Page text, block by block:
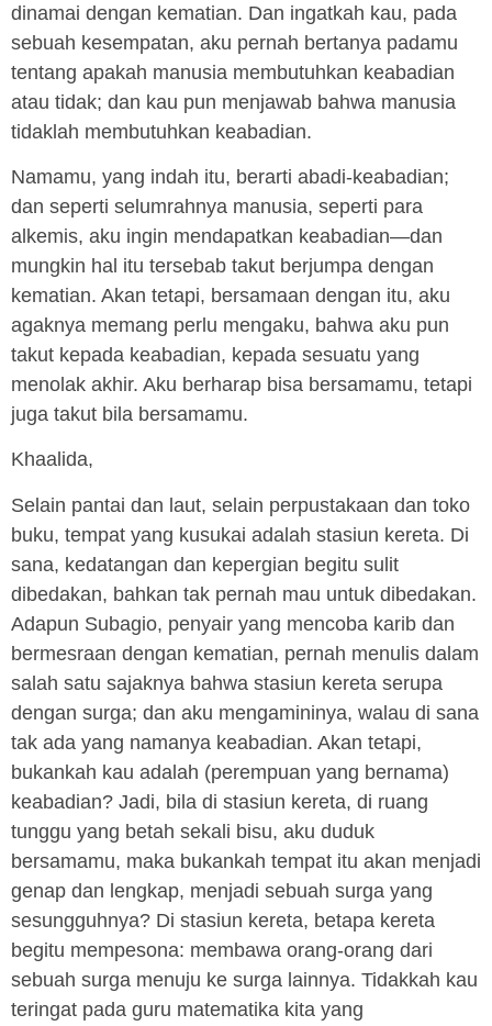
dinamai dengan kematian. Dan ingatkah kau, pada
sebuah kesempatan, aku pernah bertanya padamu
tentang apakah manusia membutuhkan keabadian
atau tidak; dan kau pun menjawab bahwa manusia
tidaklah membutuhkan keabadian.
Namamu, yang indah itu, berarti abadi-keabadian;
dan seperti selumrahnya manusia, seperti para
alkemis, aku ingin mendapatkan keabadian—dan
mungkin hal itu tersebab takut berjumpa dengan
kematian. Akan tetapi, bersamaan dengan itu, aku
agaknya memang perlu mengaku, bahwa aku pun
takut kepada keabadian, kepada sesuatu yang
menolak akhir. Aku berharap bisa bersamamu, tetapi
juga takut bila bersamamu.
Khaalida,
Selain pantai dan laut, selain perpustakaan dan toko
buku, tempat yang kusukai adalah stasiun kereta. Di
sana, kedatangan dan kepergian begitu sulit
dibedakan, bahkan tak pernah mau untuk dibedakan.
Adapun Subagio, penyair yang mencoba karib dan
bermesraan dengan kematian, pernah menulis dalam
salah satu sajaknya bahwa stasiun kereta serupa
dengan surga; dan aku mengamininya, walau di sana
tak ada yang namanya keabadian. Akan tetapi,
bukankah kau adalah (perempuan yang bernama)
keabadian? Jadi, bila di stasiun kereta, di ruang
tunggu yang betah sekali bisu, aku duduk
bersamamu, maka bukankah tempat itu akan menjadi
genap dan lengkap, menjadi sebuah surga yang
sesungguhnya? Di stasiun kereta, betapa kereta
begitu mempesona: membawa orang-orang dari
sebuah surga menuju ke surga lainnya. Tidakkah kau
teringat pada guru matematika kita yang